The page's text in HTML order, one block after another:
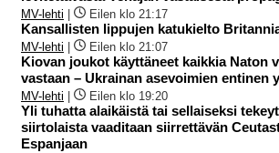
MV-lehti Eilen klo 21:17
Kansallisten lippujen katukielto
MV-lehti Eilen klo 21:07
Kiovan joukot käyttäneet kaikkia Naton
vastaan – Ukrainan asevoimien entinen
MV-lehti Eilen klo 19:20
Yli tuhatta alaikäistä tai sellaiseksi
siirtolaista vaaditaan siirrettävän
Espanjaan